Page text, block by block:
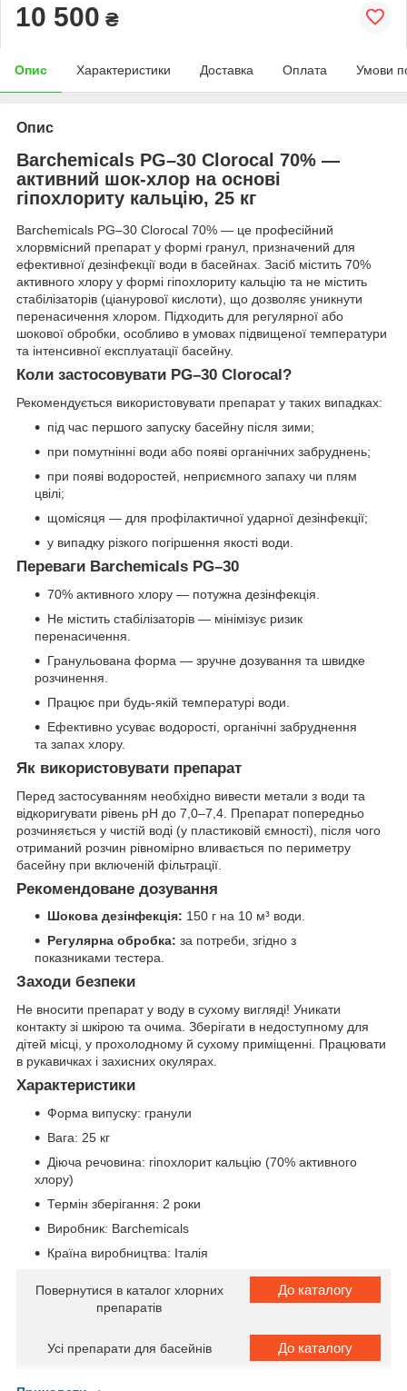
10 500 ₴
Опис Характеристики Доставка Оплата Умови
Опис
Barchemicals PG–30 Clorocal 70% —
активний шок-хлор на основі
гіпохлориту кальцію, 25 кг
Barchemicals PG–30 Clorocal 70% — це професійний
хлорвмісний препарат у формі гранул, призначений для
ефективної дезінфекції води в басейнах. Засіб містить 70%
активного хлору у формі гіпохлориту кальцію та не містить
стабілізаторів (ціанурової кислоти), що дозволяє уникнути
перенасичення хлором. Підходить для регулярної або
шокової обробки, особливо в умовах підвищеної температури
та інтенсивної експлуатації басейну.
Коли застосовувати PG–30 Clorocal?
Рекомендується використовувати препарат у таких випадках:
під час першого запуску басейну після зими;
при помутнінні води або появі органічних забруднень;
при появі водоростей, неприємного запаху чи плям
цвілі;
щомісяця — для профілактичної ударної дезінфекції;
у випадку різкого погіршення якості води.
Переваги Barchemicals PG–30
70% активного хлору — потужна дезінфекція.
Не містить стабілізаторів — мінімізує ризик
перенасичення.
Гранульована форма — зручне дозування та швидке
розчинення.
Працює при будь-якій температурі води.
Ефективно усуває водорості, органічні забруднення
та запах хлору.
Як використовувати препарат
Перед застосуванням необхідно вивести метали з води та
відкоригувати рівень pH до 7,0–7,4. Препарат попередньо
розчиняється у чистій воді (у пластиковій ємності), після чого
отриманий розчин рівномірно вливається по периметру
басейну при включеній фільтрації.
Рекомендоване дозування
Шокова дезінфекція: 150 г на 10 м³ води.
Регулярна обробка: за потреби, згідно з
показниками тестера.
Заходи безпеки
Не вносити препарат у воду в сухому вигляді! Уникати
контакту зі шкірою та очима. Зберігати в недоступному для
дітей місці, у прохолодному й сухому приміщенні. Працювати
в рукавичках і захисних окулярах.
Характеристики
Форма випуску: гранули
Вага: 25 кг
Діюча речовина: гіпохлорит кальцію (70% активного
хлору)
Термін зберігання: 2 роки
Виробник: Barchemicals
Країна виробництва: Італія
Повернутися в каталог хлорних
препаратів
До каталогу
Усі препарати для басейнів До каталогу